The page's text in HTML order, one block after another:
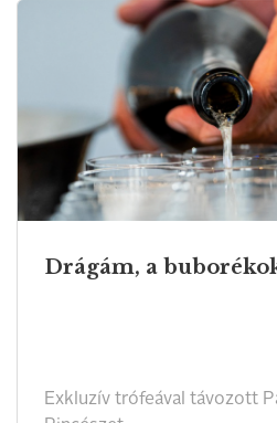
Drágám, a
Exkluzív trófeával távozott